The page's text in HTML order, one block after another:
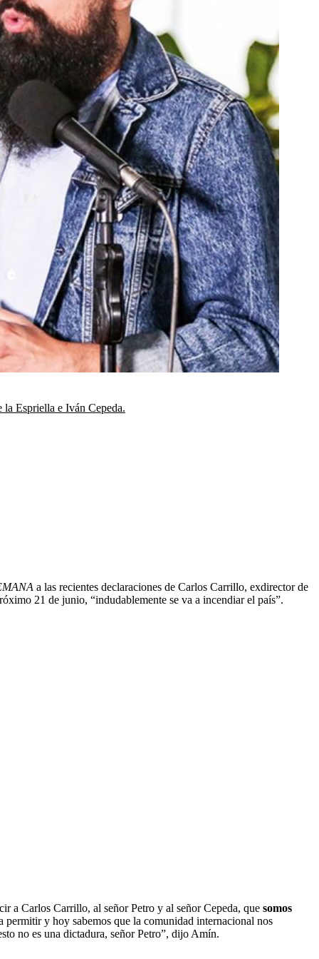
la Espriella e Iván Cepeda.
a las recientes declaraciones de Carlos Carrillo, exdirector de
21 de junio, “indudablemente se va a incendiar el país”.
a Carlos Carrillo, al señor Petro y al señor Cepeda, que somos
y hoy sabemos que la comunidad internacional nos
no es una dictadura, señor Petro”, dijo Amín.